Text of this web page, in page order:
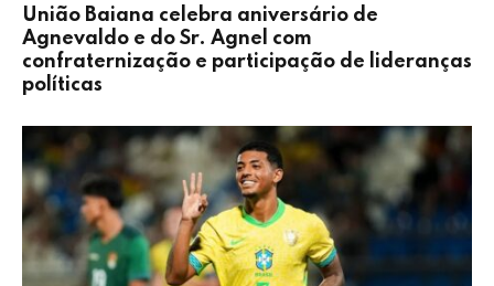
União Baiana celebra aniversário de
Agnevaldo e do Sr. Agnel com
confraternização e participação de lideranças
políticas